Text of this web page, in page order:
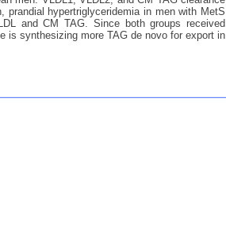
prandial hypertriglyceridemia in men with MetS
and CM TAG. Since both groups received
is synthesizing more TAG de novo for export in